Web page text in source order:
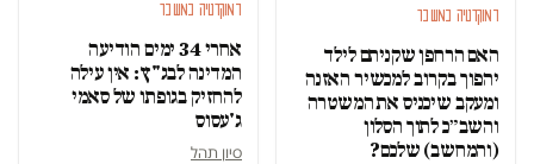
דמוקרטיה במשבר
האם הרחפן שקניתם לילד
יהפוך בקרוב למכשיר האזנה
ומעקב שיכניס את המשטרה
והשב״כ לתוך הסלון
(והמחשב) שלכם?
דמוקרטיה במשבר
אחרי 34 ימים הודיעה
המדינה לבג"ץ: אין עילה
להחזיק בגופתו של סאמי
ג'עסוס
סיון תהל